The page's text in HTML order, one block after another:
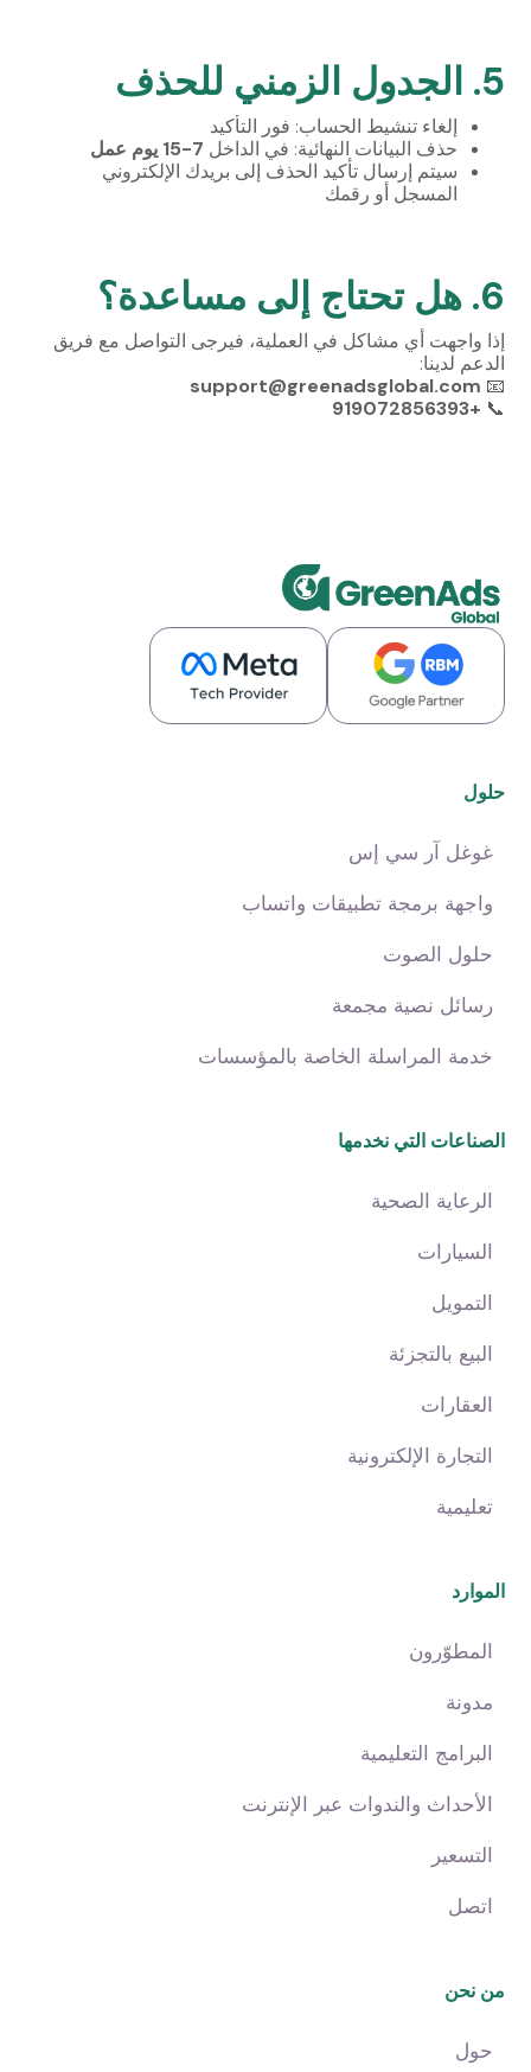
5. الجدول الزمني للحذف
إلغاء تنشيط الحساب: فور التأكيد
حذف البيانات النهائية: في الداخل 7-15 يوم عمل
سيتم إرسال تأكيد الحذف إلى بريدك الإلكتروني
المسجل أو رقمك
6. هل تحتاج إلى مساعدة؟
إذا واجهت أي مشاكل في العملية، فيرجى التواصل مع فريق
الدعم لدينا:
📧
support@greenadsglobal.com
📞
+919072856393
حلول
غوغل آر سي إس
واجهة برمجة تطبيقات واتساب
حلول الصوت
رسائل نصية مجمعة
خدمة المراسلة الخاصة بالمؤسسات
الصناعات التي نخدمها
الرعاية الصحية
السيارات
التمويل
البيع بالتجزئة
العقارات
التجارة الإلكترونية
تعليمية
الموارد
المطوّرون
مدونة
البرامج التعليمية
الأحداث والندوات عبر الإنترنت
التسعير
اتصل
من نحن
حول